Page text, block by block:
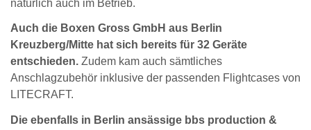
natürlich auch im Betrieb.
Auch die Boxen Gross GmbH aus Berlin
Kreuzberg/Mitte hat sich bereits für 32 Geräte
entschieden. Zudem kam auch sämtliches
Anschlagzubehör inklusive der passenden Flightcases von
LITECRAFT.
Die ebenfalls in Berlin ansässige bbs production &